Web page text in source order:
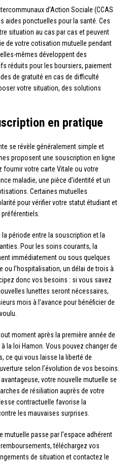
d’Action Sociale (CCAS
aides ponctuelles pour la santé. Ces
situation au cas par cas et peuvent
de votre cotisation mutuelle pendant
mêmes développent des
réduits pour les boursiers, paiement
de gratuité en cas de difficulté
votre situation, des solutions
en pratique
se révèle généralement simple et
proposent une souscription en ligne
fournir votre carte Vitale ou votre
maladie, une pièce d’identité et un
Certaines mutuelles
pour vérifier votre statut étudiant et
la période entre la souscription et la
Pour les soins courants, la
immédiatement ou sous quelques
ou l’hospitalisation, un délai de trois à
donc vos besoins : si vous savez
lunettes seront nécessaires,
mois à l’avance pour bénéficier de
moment après la première année de
la loi Hamon. Vous pouvez changer de
ce qui vous laisse la liberté de
selon l’évolution de vos besoins.
votre nouvelle mutuelle se
de résiliation auprès de votre
contractuelle favorise la
les mauvaises surprises.
mutuelle passe par l’espace adhérent
téléchargez vos
de situation et contactez le